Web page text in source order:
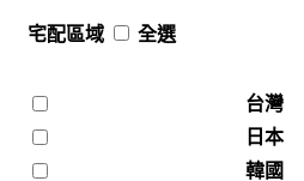
宅配區域 全選
台灣
日本
韓國